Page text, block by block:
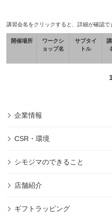
講習会名をクリックすると、詳細が確認で
開催場所
ワークシ
ョップ名
サブタイ
トル
企業情報
CSR・環境
シモジマのできること
店舗紹介
ギフトラッピング